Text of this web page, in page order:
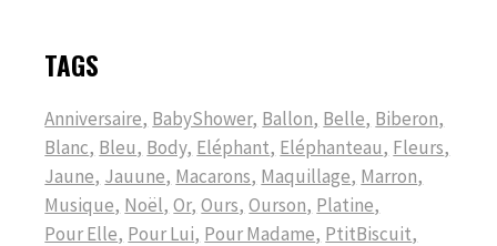
TAGS
Anniversaire BabyShower Ballon Belle Biberon
Blanc Bleu Body Eléphant Eléphanteau Fleurs
Jaune Jauune Macarons Maquillage Marron
Musique Noël Or Ours Ourson Platine
Pour Elle Pour Lui Pour Madame PtitBiscuit